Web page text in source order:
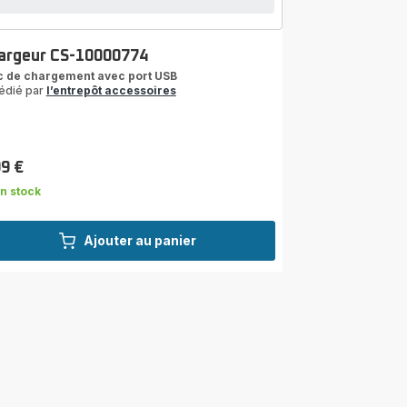
Ajouter au panier
CS-10000774
de chargement avec port USB
par l’entrepôt accessoires
€
stock